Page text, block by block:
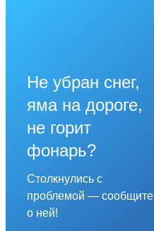
Не убран снег,
яма на дороге,
не горит
фонарь?
Столкнулись с
проблемой — сообщите
о ней!